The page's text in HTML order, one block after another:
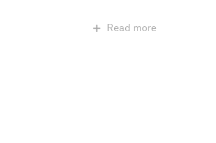
Read more